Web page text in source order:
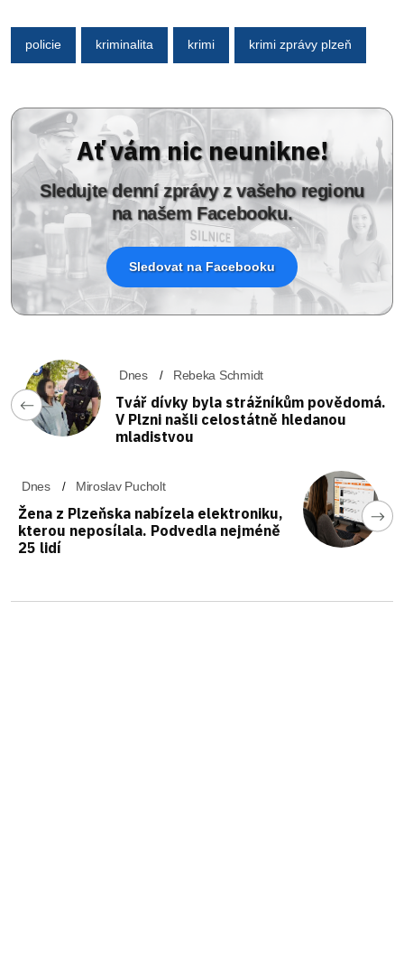
policie kriminalita krimi krimi zprávy plzeň
Ať vám nic neunikne!
Sledujte denní zprávy z vašeho regionu
na našem Facebooku.
Sledovat na Facebooku
Dnes Rebeka Schmidt
Tvář dívky byla strážníkům povědomá.
V Plzni našli celostátně hledanou
mladistvou
Dnes Miroslav Pucholt
Žena z Plzeňska nabízela elektroniku,
kterou neposílala. Podvedla nejméně
25 lidí